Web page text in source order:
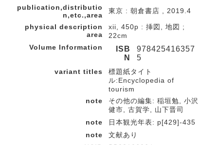
publication,distributio
n,etc.,area
東京 : 朝倉書店 , 2019.4
physical description
area
xii, 450p : 挿図, 地図 ;
22cm
Volume Information
ISB
N
978425416357
5
variant titles
標題紙タイト
ル:Encyclopedia of
tourism
note
その他の編集: 稲垣勉, 小沢
健市, 古賀学, 山下晋司
note
日本観光年表: p[429]-435
note
文献あり